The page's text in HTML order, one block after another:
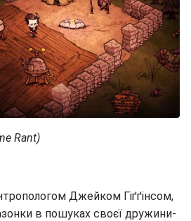
Rant)
Джейком Гіґґінсом,
в пошуках своєї дружини-